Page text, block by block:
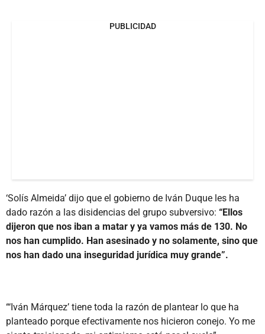
PUBLICIDAD
‘Solís Almeida’ dijo que el gobierno de Iván Duque les ha
dado razón a las disidencias del grupo subversivo: “Ellos
dijeron que nos iban a matar y ya vamos más de 130. No
nos han cumplido. Han asesinado y no solamente, sino que
nos han dado una inseguridad jurídica muy grande”.
“‘Iván Márquez’ tiene toda la razón de plantear lo que ha
planteado porque efectivamente nos hicieron conejo. Yo me